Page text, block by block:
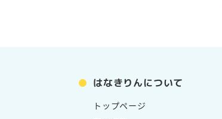
はなきりんについて
トップページ